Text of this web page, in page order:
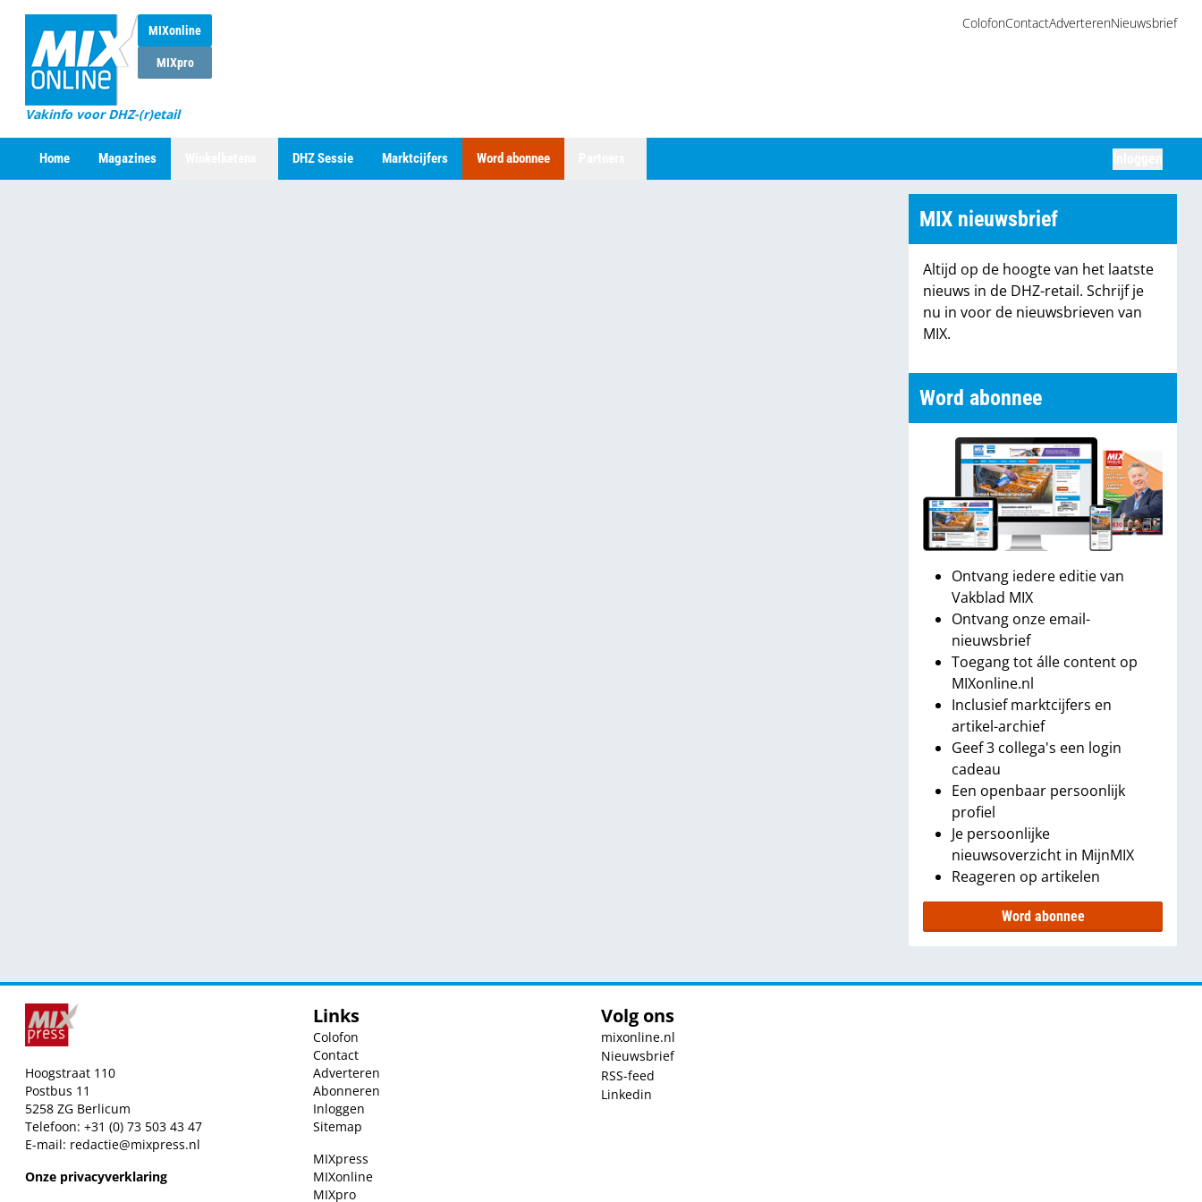
MIXonline
MIXpro
Vakinfo voor DHZ-(r)etail
ColofonContactAdverterenNieuwsbrief
Home Magazines DHZ Sessie Marktcijfers Word abonnee
MIX nieuwsbrief
Altijd op de hoogte van het laatste
nieuws in de DHZ-retail. Schrijf je
nu in voor de nieuwsbrieven van
MIX.
Word abonnee
Ontvang iedere editie van
Vakblad MIX
Ontvang onze email-
nieuwsbrief
Toegang tot álle content op
MIXonline.nl
Inclusief marktcijfers en
artikel-archief
Geef 3 collega's een login
cadeau
Een openbaar persoonlijk
profiel
Je persoonlijke
nieuwsoverzicht in MijnMIX
Reageren op artikelen
Word abonnee
Hoogstraat 110
Postbus 11
5258 ZG Berlicum
Telefoon: +31 (0) 73 503 43 47
E-mail: redactie@mixpress.nl
Onze privacyverklaring
Links
Colofon
Contact
Adverteren
Abonneren
Inloggen
Sitemap
MIXpress
MIXonline
MIXpro
Volg ons
mixonline.nl
Nieuwsbrief
RSS-feed
Linkedin